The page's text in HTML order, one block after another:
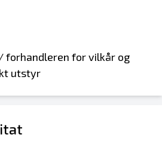
forhandleren for vilkår og
utstyr